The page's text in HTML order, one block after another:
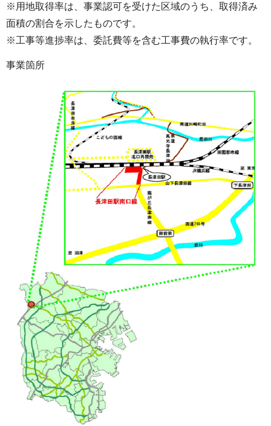
※用地取得率は、事業認可を受けた区域のうち、取得済み
面積の割合を示したものです。
※工事等進捗率は、委託費等を含む工事費の執行率です。
事業箇所